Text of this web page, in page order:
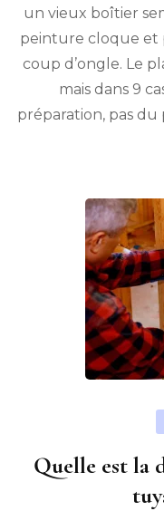
un vieux boîtier
peinture cloque et
coup d’ongle. Le
mais dans 9
préparation, pas du
Quelle est la